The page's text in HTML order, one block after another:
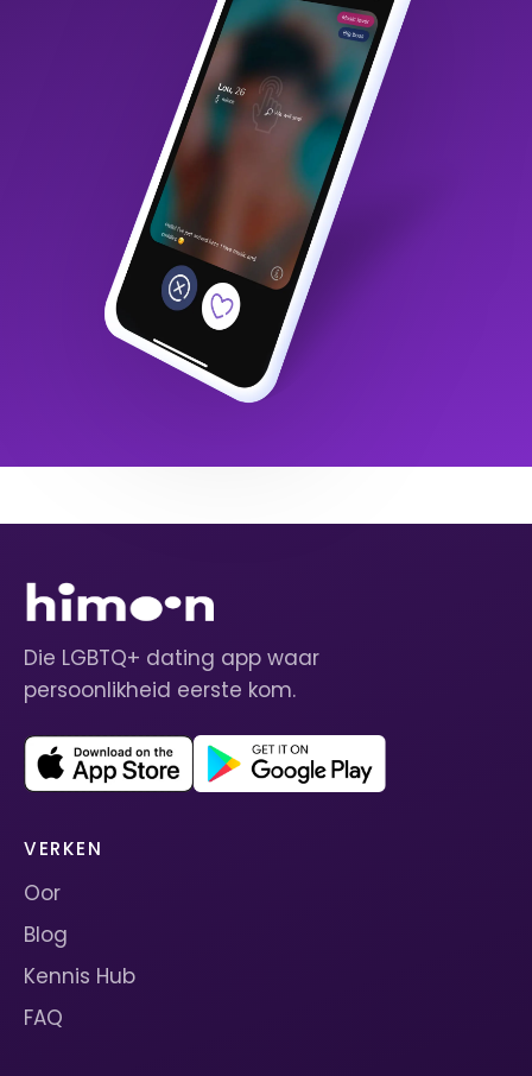
Die LGBTQ+ dating app waar
persoonlikheid eerste kom.
VERKEN
Oor
Blog
Kennis Hub
FAQ